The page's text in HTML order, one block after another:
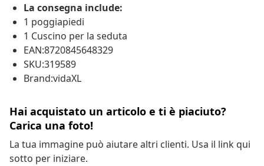
La consegna include:
1 poggiapiedi
1 Cuscino per la seduta
EAN:8720845648329
SKU:319589
Brand:vidaXL
Hai acquistato un articolo e ti è piaciuto?
Carica una foto!
La tua immagine può aiutare altri clienti. Usa il link qui
sotto per iniziare.